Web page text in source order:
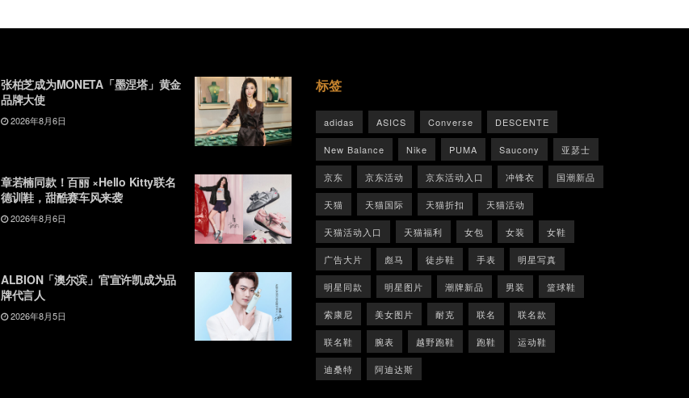
张柏芝成为MONETA「墨涅塔」黄金
品牌大使
2026年8月6日
章若楠同款！百丽 ×Hello Kitty联名
德训鞋，甜酷赛车风来袭
2026年8月6日
ALBION「澳尔滨」官宣许凯成为品
牌代言人
2026年8月5日
标签
adidas ASICS Converse DESCENTE
New Balance Nike PUMA Saucony 亚瑟士
京东 京东活动 京东活动入口 冲锋衣 国潮新品
天猫 天猫国际 天猫折扣 天猫活动
天猫活动入口 天猫福利 女包 女装 女鞋
广告大片 彪马 徒步鞋 手表 明星写真
明星同款 明星图片 潮牌新品 男装 篮球鞋
索康尼 美女图片 耐克 联名 联名款
联名鞋 腕表 越野跑鞋 跑鞋 运动鞋
迪桑特 阿迪达斯